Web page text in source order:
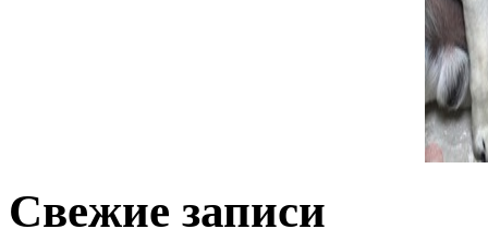
Сохранить моё имя, email и адрес сайта в этом браузере
Свежие записи